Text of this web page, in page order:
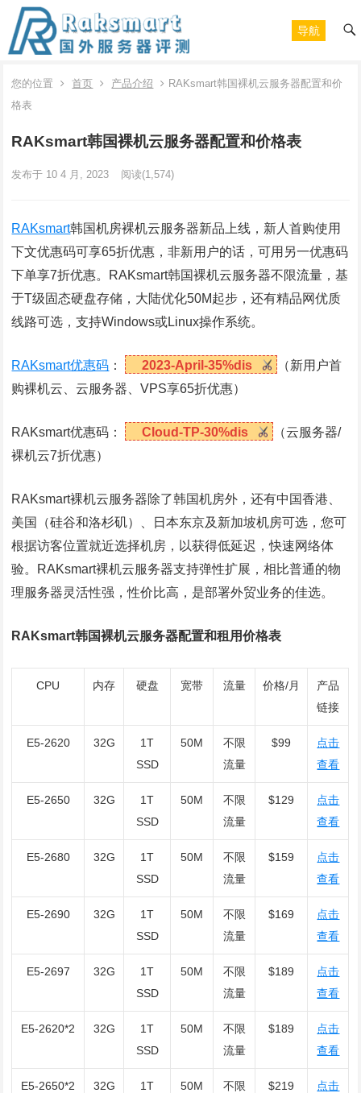
导航
您的位置 首页 产品介绍
RAKsmart韩国裸机云服务器配置和价
格表
RAKsmart韩国裸机云服务器配置和价格表
发布于 10 4 月, 2023 阅读(1,574)
RAKsmart韩国机房裸机云服务器新品上线，新人首购使用
下文优惠码可享65折优惠，非新用户的话，可用另一优惠码
下单享7折优惠。RAKsmart韩国裸机云服务器不限流量，基
于T级固态硬盘存储，大陆优化50M起步，还有精品网优质
线路可选，支持Windows或Linux操作系统。
RAKsmart优惠码 ： 2023-April-35%dis
（新用户首
购裸机云、云服务器、VPS享65折优惠）
RAKsmart优惠码： Cloud-TP-30%dis
（云服务器/
裸机云7折优惠）
RAKsmart裸机云服务器除了韩国机房外，还有中国香港、
美国（硅谷和洛杉矶）、日本东京及新加坡机房可选，您可
根据访客位置就近选择机房，以获得低延迟，快速网络体
验。RAKsmart裸机云服务器支持弹性扩展，相比普通的物
理服务器灵活性强，性价比高，是部署外贸业务的佳选。
RAKsmart韩国裸机云服务器配置和租用价格表
CPU 内存 硬盘 宽带 流量 价格/月
产品
链接
E5-2620 32G
1T
SSD
50M
不限
流量
$99
点击
查看
E5-2650 32G
1T
SSD
50M
不限
流量
$129
点击
查看
E5-2680 32G
1T
SSD
50M
不限
流量
$159
点击
查看
E5-2690 32G
1T
SSD
50M
不限
流量
$169
点击
查看
E5-2697 32G
1T
SSD
50M
不限
流量
$189
点击
查看
E5-2620*2 32G
1T
SSD
50M
不限
流量
$189
点击
查看
E5-2650*2 32G
1T
50M
不限
$219
点击